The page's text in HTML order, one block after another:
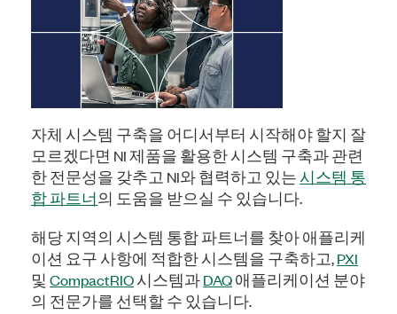
자체 시스템 구축을 어디서부터 시작해야 할지 잘
모르겠다면 NI 제품을 활용한 시스템 구축과 관련
한 전문성을 갖추고 NI와 협력하고 있는시스템 통
합 파트너의 도움을 받으실 수 있습니다.
해당 지역의 시스템 통합 파트너를 찾아 애플리케
이션 요구 사항에 적합한 시스템을 구축하고,PXI
및 CompactRIO시스템과DAQ애플리케이션 분야
의 전문가를 선택할 수 있습니다.